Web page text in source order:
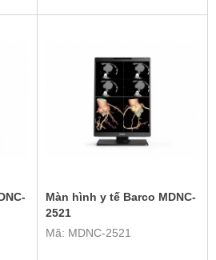
Màn hình y tế Barco MDNC-
2521
Mã: MDNC-2521